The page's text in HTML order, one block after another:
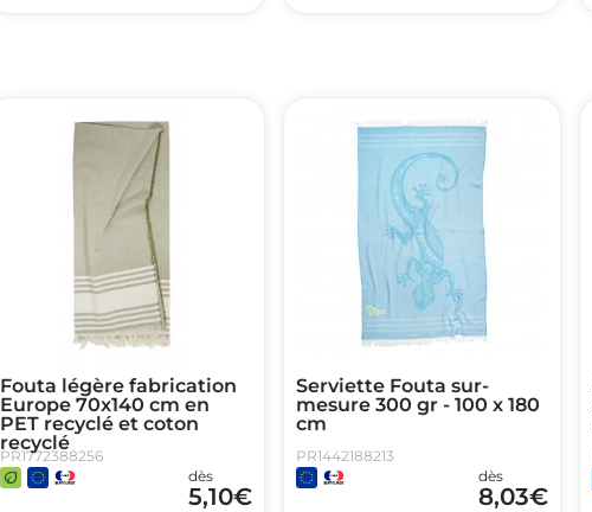
Fouta légère fabrication
Europe 70x140 cm en
PET recyclé et coton
recyclé
PR1772388256
dès
5,10€
Serviette Fouta sur-
mesure 300 gr - 100 x 180
cm
PR1442188213
dès
8,03€